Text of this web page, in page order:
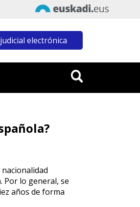
electrónica
Por lo general, se
años de forma